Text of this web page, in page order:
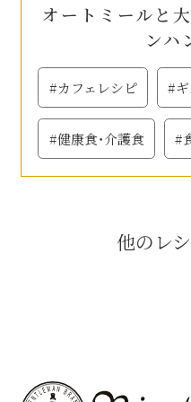
オートミールと
ンハ
#カフェレシピ #
#健康食・介護食 #
他のレ